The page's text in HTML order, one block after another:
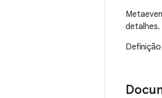
detalhes.
Definição